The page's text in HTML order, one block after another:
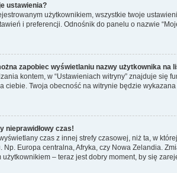
ustawienia?
użytkownikiem, wszystkie twoje
i preferencji. Odnośnik do panelu o nazwie
zapobiec wyświetlaniu nazwy użytkownika
kontem, w “Ustawieniach witryny” znajduje się
ciebie. Twoja obecność na witrynie będzie
nieprawidłowy czas!
czas z innej strefy czasowej, niż ta, w
Np. Europa centralna, Afryka, czy Nowa Zelandia.
– teraz jest dobry moment, by się